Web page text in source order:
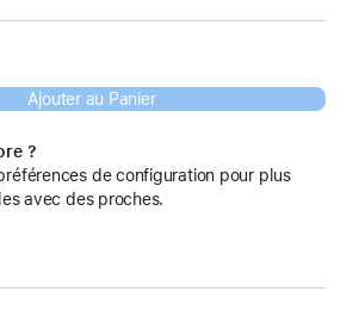
Ajouter au Panier
?
de configuration pour plus
avec des proches.